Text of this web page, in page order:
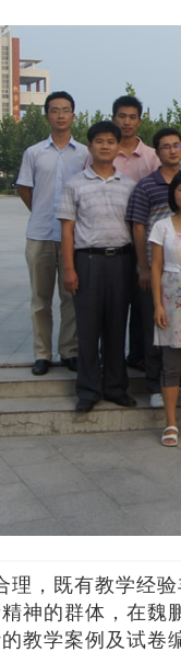
，既有教学经验
神的群体，在
教学案例及试